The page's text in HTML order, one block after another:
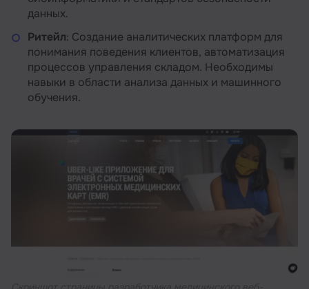
данных.
Ритейл: Создание аналитических платформ для
понимания поведения клиентов, автоматизация
процессов управления складом. Необходимы
навыки в области анализа данных и машинного
обучения.